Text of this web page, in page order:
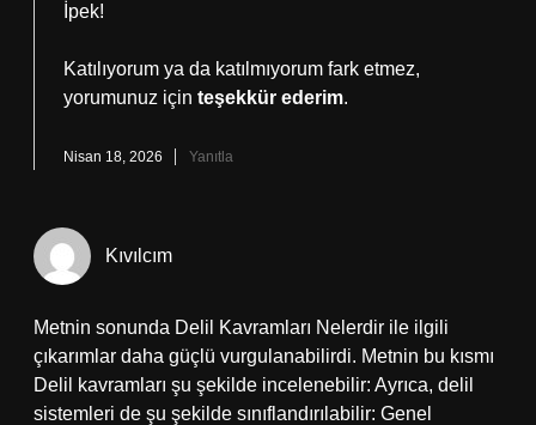
İpek!
Katılıyorum ya da katılmıyorum fark etmez,
yorumunuz için teşekkür ederim.
Nisan 18, 2026 Yanıtla
Kıvılcım
Metnin sonunda Delil Kavramları Nelerdir ile ilgili
çıkarımlar daha güçlü vurgulanabilirdi. Metnin bu kısmı
Delil kavramları şu şekilde incelenebilir: Ayrıca, delil
sistemleri de şu şekilde sınıflandırılabilir: Genel